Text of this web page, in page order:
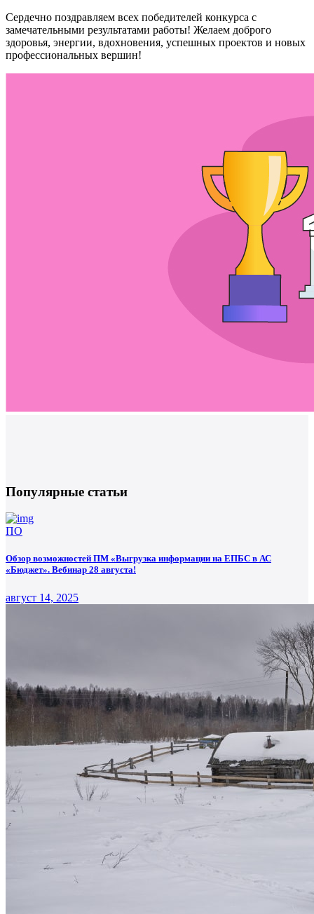
Сердечно поздравляем всех победителей конкурса с
замечательными результатами работы! Желаем доброго
здоровья, энергии, вдохновения, успешных проектов и новых
профессиональных вершин!
Популярные статьи
ПО
Обзор возможностей ПМ «Выгрузка информации на ЕПБС в АС
«Бюджет». Вебинар 28 августа!
август 14, 2025